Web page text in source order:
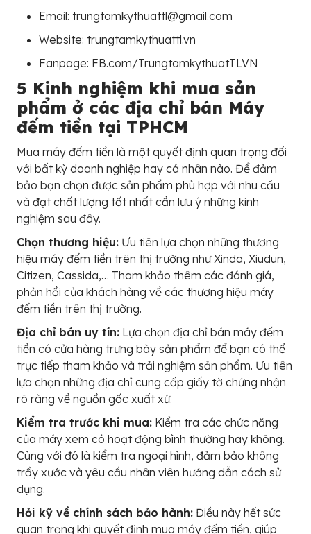
Email: trungtamkythuattl@gmail.com
Website: trungtamkythuattl.vn
Fanpage: FB.com/TrungtamkythuatTLVN
5 Kinh nghiệm khi mua sản
phẩm ở các địa chỉ bán Máy
đếm tiền tại TPHCM
Mua máy đếm tiền là một quyết định quan trọng đối
với bất kỳ doanh nghiệp hay cá nhân nào. Để đảm
bảo bạn chọn được sản phẩm phù hợp với nhu cầu
và đạt chất lượng tốt nhất cần lưu ý những kinh
nghiệm sau đây.
Chọn thương hiệu: Ưu tiên lựa chọn những thương
hiệu máy đếm tiền trên thị trường như Xinda, Xiudun,
Citizen, Cassida,… Tham khảo thêm các đánh giá,
phản hồi của khách hàng về các thương hiệu máy
đếm tiền trên thị trường.
Địa chỉ bán uy tín: Lựa chọn địa chỉ bán máy đếm
tiền có cửa hàng trưng bày sản phẩm để bạn có thể
trực tiếp tham khảo và trải nghiệm sản phẩm. Ưu tiên
lựa chọn những địa chỉ cung cấp giấy tờ chứng nhận
rõ ràng về nguồn gốc xuất xứ.
Kiểm tra trước khi mua: Kiểm tra các chức năng
của máy xem có hoạt động bình thường hay không.
Cùng với đó là kiểm tra ngoại hình, đảm bảo không
trầy xước và yêu cầu nhân viên hướng dẫn cách sử
dụng.
Hỏi kỹ về chính sách bảo hành: Điều này hết sức
quan trọng khi quyết định mua máy đếm tiền, giúp